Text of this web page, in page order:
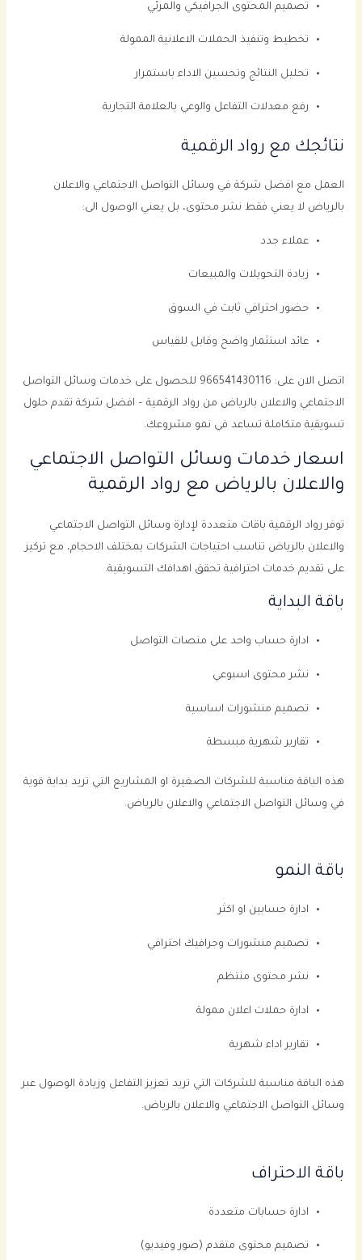
تصميم المحتوى الجرافيكي والمرئي
تخطيط وتنفيذ الحملات الاعلانية الممولة
تحليل النتائج وتحسين الاداء باستمرار
رفع معدلات التفاعل والوعي بالعلامة التجارية
نتائجك مع رواد الرقمية
العمل مع افضل شركة في وسائل التواصل الاجتماعي والاعلان
بالرياض لا يعني فقط نشر محتوى، بل يعني الوصول الى:
عملاء جدد
زيادة التحويلات والمبيعات
حضور احترافي ثابت في السوق
عائد استثمار واضح وقابل للقياس
اتصل الان على: 966541430116 للحصول على خدمات وسائل التواصل
الاجتماعي والاعلان بالرياض من رواد الرقمية – افضل شركة تقدم حلول
تسويقية متكاملة تساعد في نمو مشروعك.
اسعار خدمات وسائل التواصل الاجتماعي
والاعلان بالرياض مع رواد الرقمية
توفر رواد الرقمية باقات متعددة لإدارة وسائل التواصل الاجتماعي
والاعلان بالرياض تناسب احتياجات الشركات بمختلف الاحجام، مع تركيز
على تقديم خدمات احترافية تحقق اهدافك التسويقية.
باقة البداية
ادارة حساب واحد على منصات التواصل
نشر محتوى اسبوعي
تصميم منشورات اساسية
تقارير شهرية مبسطة
هذه الباقة مناسبة للشركات الصغيرة او المشاريع التي تريد بداية قوية
في وسائل التواصل الاجتماعي والاعلان بالرياض.
باقة النمو
ادارة حسابين او اكثر
تصميم منشورات وجرافيك احترافي
نشر محتوى منتظم
ادارة حملات اعلان ممولة
تقارير اداء شهرية
هذه الباقة مناسبة للشركات التي تريد تعزيز التفاعل وزيادة الوصول عبر
وسائل التواصل الاجتماعي والاعلان بالرياض.
باقة الاحتراف
ادارة حسابات متعددة
تصميم محتوى متقدم (صور وفيديو)